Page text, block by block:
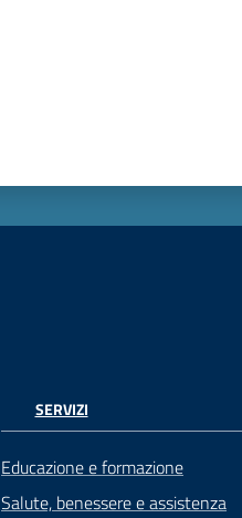
SERVIZI
Educazione e formazione
Salute, benessere e assistenza